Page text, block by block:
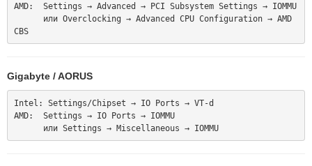
AMD:  Settings → Advanced → PCI Subsystem Settings → IOMMU
CBS
Gigabyte / AORUS
Intel: Settings/Chipset → IO Ports → VT-d
AMD:  Settings → IO Ports → IOMMU
      или Settings → Miscellaneous → IOMMU